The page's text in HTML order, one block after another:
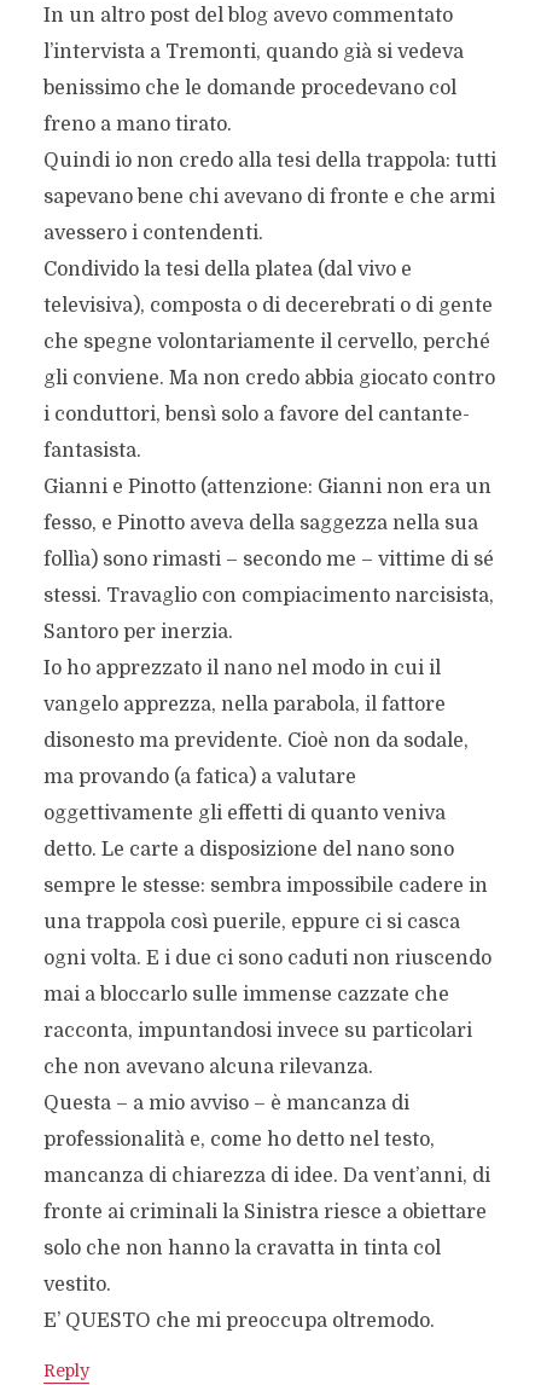
In un altro post del blog avevo commentato
l’intervista a Tremonti, quando già si vedeva
benissimo che le domande procedevano col
freno a mano tirato.
Quindi io non credo alla tesi della trappola: tutti
sapevano bene chi avevano di fronte e che armi
avessero i contendenti.
Condivido la tesi della platea (dal vivo e
televisiva), composta o di decerebrati o di gente
che spegne volontariamente il cervello, perché
gli conviene. Ma non credo abbia giocato contro
i conduttori, bensì solo a favore del cantante-
fantasista.
Gianni e Pinotto (attenzione: Gianni non era un
fesso, e Pinotto aveva della saggezza nella sua
follìa) sono rimasti – secondo me – vittime di sé
stessi. Travaglio con compiacimento narcisista,
Santoro per inerzia.
Io ho apprezzato il nano nel modo in cui il
vangelo apprezza, nella parabola, il fattore
disonesto ma previdente. Cioè non da sodale,
ma provando (a fatica) a valutare
oggettivamente gli effetti di quanto veniva
detto. Le carte a disposizione del nano sono
sempre le stesse: sembra impossibile cadere in
una trappola così puerile, eppure ci si casca
ogni volta. E i due ci sono caduti non riuscendo
mai a bloccarlo sulle immense cazzate che
racconta, impuntandosi invece su particolari
che non avevano alcuna rilevanza.
Questa – a mio avviso – è mancanza di
professionalità e, come ho detto nel testo,
mancanza di chiarezza di idee. Da vent’anni, di
fronte ai criminali la Sinistra riesce a obiettare
solo che non hanno la cravatta in tinta col
vestito.
E’ QUESTO che mi preoccupa oltremodo.
Reply